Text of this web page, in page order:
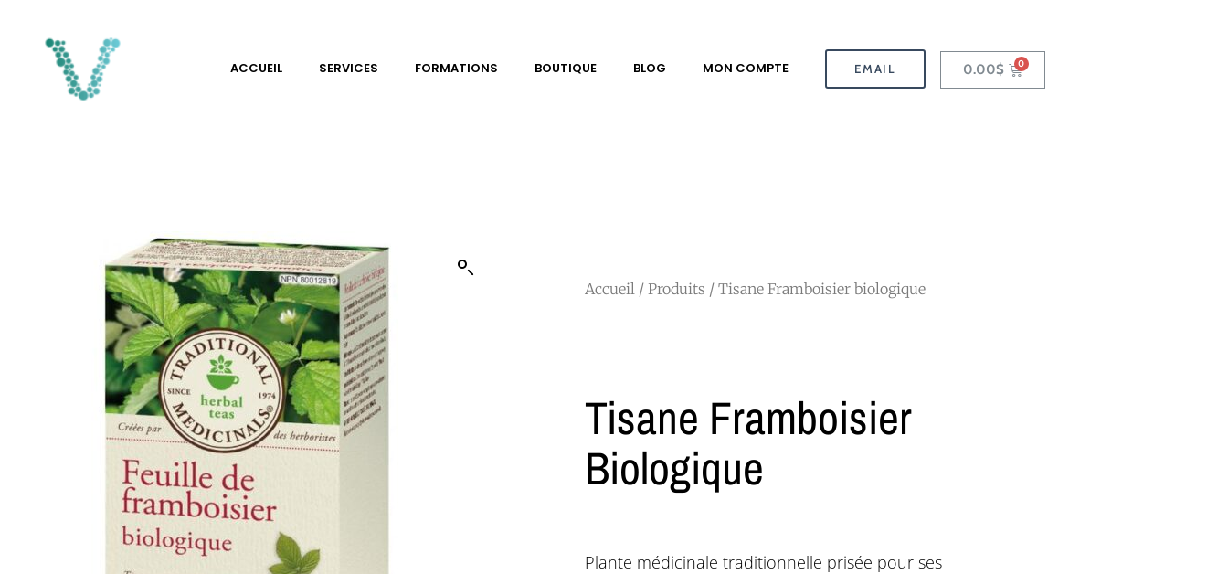
ACCUEIL SERVICES FORMATIONS BOUTIQUE BLOG MON COMPTE EMAIL 0.00$
Accueil / Produits / Tisane Framboisier biologique
Tisane Framboisier
Biologique
Plante médicinale traditionnelle prisée pour ses